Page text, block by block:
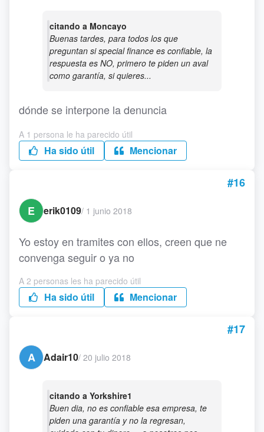
citando a Moncayo
Buenas tardes, para todos los que
preguntan si special finance es confiable, la
respuesta es NO, primero te piden un aval
como garantía, si quieres...
dónde se interpone la denuncia
A 1 persona le ha parecido útil
Ha sido útil Mencionar
#16
E
erik0109/ 1 junio 2018
Yo estoy en tramites con ellos, creen que ne
convenga seguir o ya no
A 2 personas les ha parecido útil
Ha sido útil Mencionar
#17
A
Adair10/ 20 julio 2018
citando a Yorkshire1
Buen dia, no es confiable esa empresa, te
piden una garantía y no la regresan,